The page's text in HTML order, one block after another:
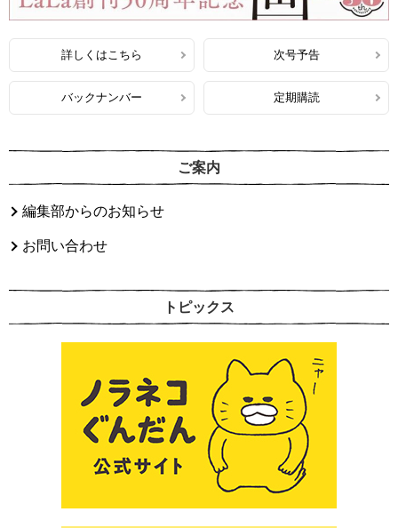
詳しくはこちら 次号予告
バックナンバー 定期購読
ご案内
編集部からのお知らせ
お問い合わせ
トピックス